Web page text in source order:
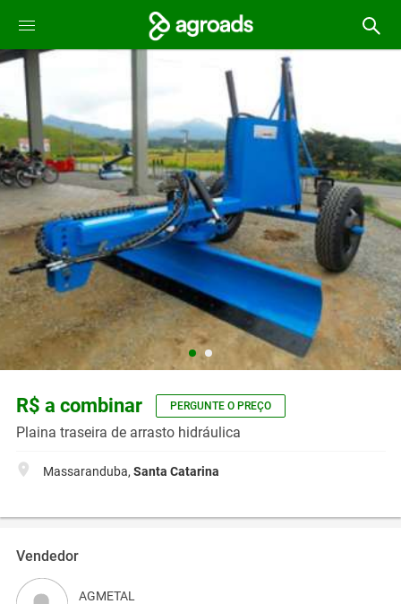
R$ a combinar PERGUNTE O PREÇO
Plaina traseira de arrasto hidráulica
Massaranduba, Santa Catarina
Vendedor
AGMETAL